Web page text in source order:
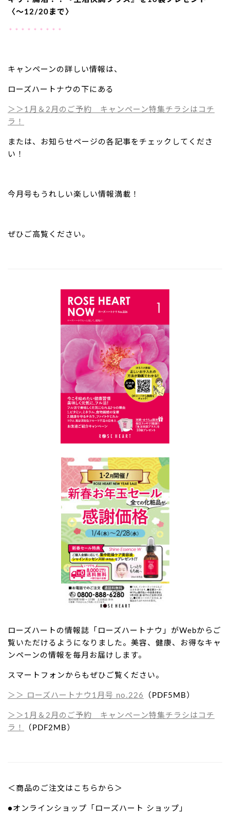
〈～12/20まで〉
＊＊＊＊＊＊＊＊＊
キャンペーンの詳しい情報は、
ローズハートナウの下にある
＞＞1月＆2月のご予約 キャンペーン特集チラシ は コチ
ラ！
または、お知らせページの各記事をチェックしてくださ
い！
今月号もうれしい楽しい情報満載！
ぜひご高覧ください。
ローズハートの情報誌「ローズハートナウ」がWebからご
覧いただけるようになりました。美容、健康、お得なキャ
ンペーンの情報を毎月お届けします。
スマートフォンからもぜひご覧ください。
＞＞ ローズハートナウ1 月号 no.226 （PDF5MB）
＞＞1月＆2月のご予約 キャンペーン特集チラシ は コチ
ラ！
（PDF2MB）
＜商品のご注文はこちらから＞
●オンラインショップ「ローズハート ショップ」